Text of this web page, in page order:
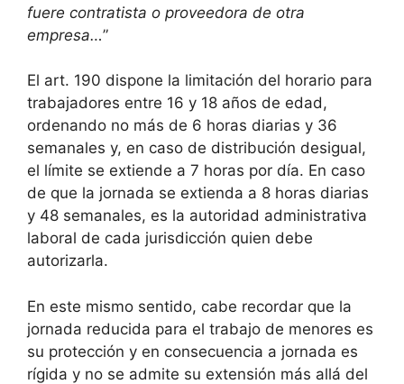
fuere contratista o proveedora de otra
empresa…”
El art. 190 dispone la limitación del horario para
trabajadores entre 16 y 18 años de edad,
ordenando no más de 6 horas diarias y 36
semanales y, en caso de distribución desigual,
el límite se extiende a 7 horas por día. En caso
de que la jornada se extienda a 8 horas diarias
y 48 semanales, es la autoridad administrativa
laboral de cada jurisdicción quien debe
autorizarla.
En este mismo sentido, cabe recordar que la
jornada reducida para el trabajo de menores es
su protección y en consecuencia a jornada es
rígida y no se admite su extensión más allá del